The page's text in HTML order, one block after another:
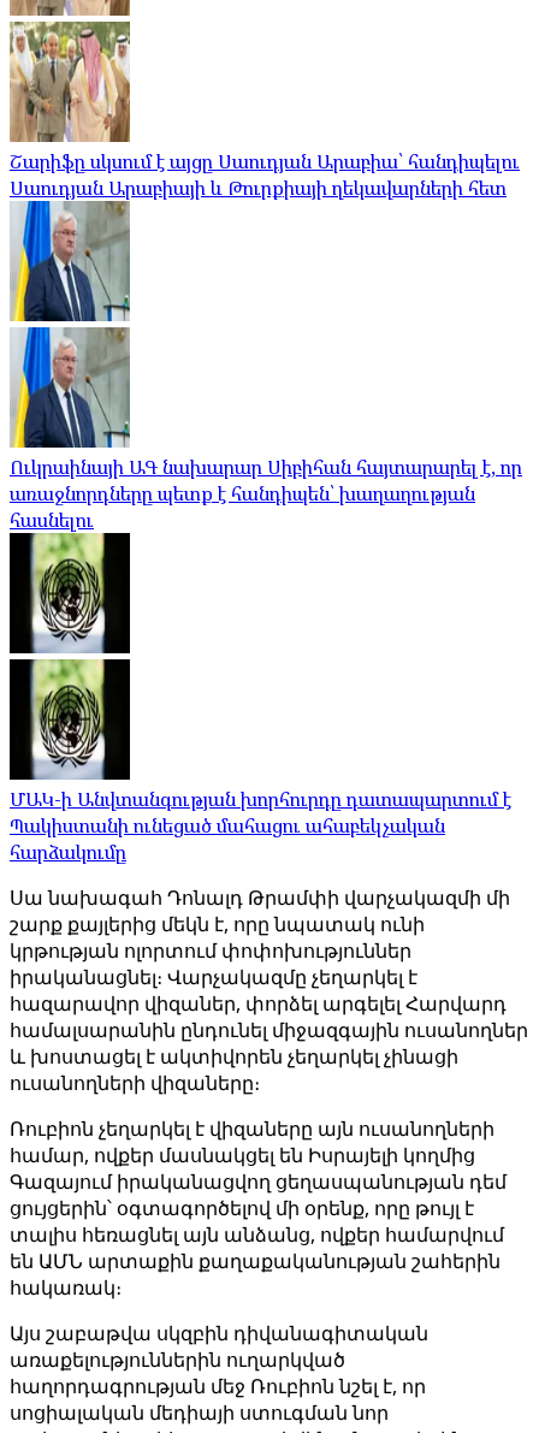
Շարիֆը սկսում է այցը Սաուդյան Արաբիա՝ հանդիպելու
Սաուդյան Արաբիայի և Թուրքիայի ղեկավարների հետ
Ուկրաինայի ԱԳ նախարար Սիբիհան հայտարարել է, որ
առաջնորդները պետք է հանդիպեն՝ խաղաղության
հասնելու
ՄԱԿ-ի Անվտանգության խորհուրդը դատապարտում է
Պակիստանի ունեցած մահացու ահաբեկչական
հարձակումը
Սա նախագահ Դոնալդ Թրամփի վարչակազմի մի
շարք քայլերից մեկն է, որը նպատակ ունի
կրթության ոլորտում փոփոխություններ
իրականացնել։ Վարչակազմը չեղարկել է
հազարավոր վիզաներ, փորձել արգելել Հարվարդ
համալսարանին ընդունել միջազգային ուսանողներ
և խոստացել է ակտիվորեն չեղարկել չինացի
ուսանողների վիզաները։
Ռուբիոն չեղարկել է վիզաները այն ուսանողների
համար, ովքեր մասնակցել են Իսրայելի կողմից
Գազայում իրականացվող ցեղասպանության դեմ
ցույցերին՝ օգտագործելով մի օրենք, որը թույլ է
տալիս հեռացնել այն անձանց, ովքեր համարվում
են ԱՄՆ արտաքին քաղաքականության շահերին
հակառակ։
Այս շաբաթվա սկզբին դիվանագիտական
առաքելություններին ուղարկված
հաղորդագրության մեջ Ռուբիոն նշել է, որ
սոցիալական մեդիայի ստուգման նոր